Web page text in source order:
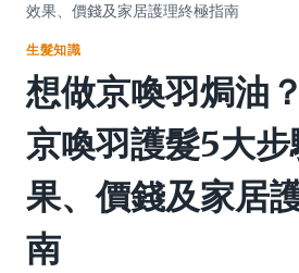
效果、價錢及家居護理終極指南
生髮知識
想做京喚羽焗油
京喚羽護髮5大
果、價錢及家居
南